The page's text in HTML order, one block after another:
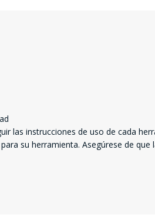
las instrucciones de uso de cada
su herramienta. Asegúrese de que